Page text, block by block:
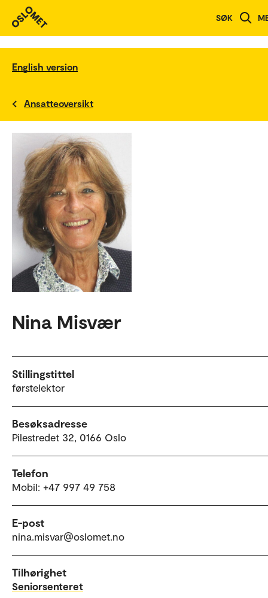
SØK
English version
Ansatteoversikt
Nina Misvær
Stillingstittel
førstelektor
Besøksadresse
Pilestredet 32, 0166 Oslo
Telefon
Mobil: +47 997 49 758
E-post
nina.misvar@oslomet.no
Tilhørighet
Seniorsenteret